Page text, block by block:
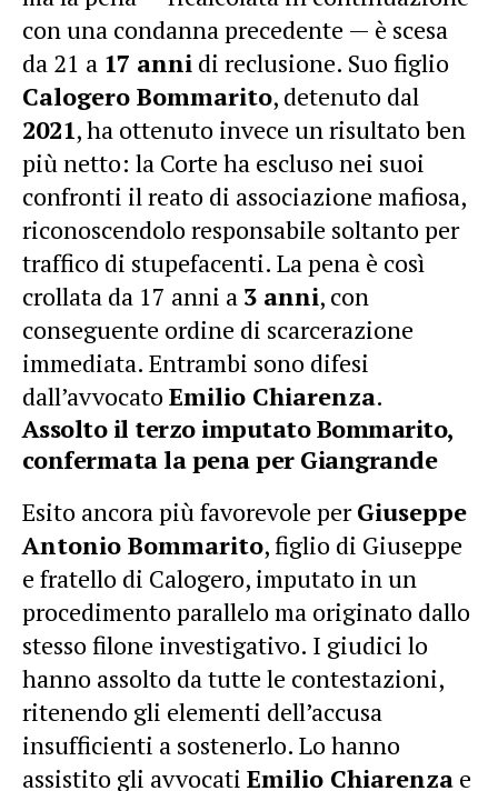
con una condanna precedente — è scesa
da 21 a 17 anni di reclusione. Suo figlio
Calogero Bommarito, detenuto dal
2021, ha ottenuto invece un risultato ben
più netto: la Corte ha escluso nei suoi
confronti il reato di associazione mafiosa,
riconoscendolo responsabile soltanto per
traffico di stupefacenti. La pena è così
crollata da 17 anni a 3 anni, con
conseguente ordine di scarcerazione
immediata. Entrambi sono difesi
dall’avvocato Emilio Chiarenza.
Assolto il terzo imputato Bommarito,
confermata la pena per Giangrande
Esito ancora più favorevole perGiuseppe
Antonio Bommarito, figlio di Giuseppe
e fratello di Calogero, imputato in un
procedimento parallelo ma originato dallo
stesso filone investigativo. I giudici lo
hanno assolto da tutte le contestazioni,
ritenendo gli elementi dell’accusa
insufficienti a sostenerlo. Lo hanno
assistito gli avvocati Emilio Chiarenza e